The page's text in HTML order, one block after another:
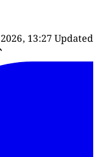
13:27Updated